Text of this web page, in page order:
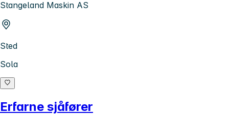
Stangeland Maskin AS
Sted
Sola
Erfarne sjåfører